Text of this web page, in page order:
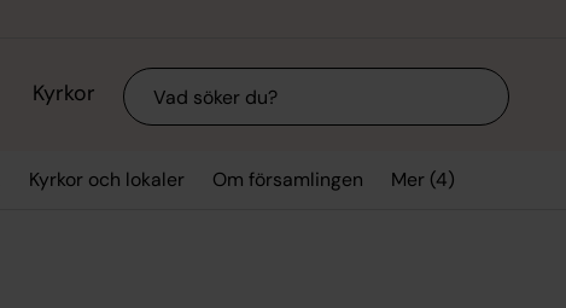
Kyrkor Sök
Kyrkor och lokaler Om församlingen Mer (4)